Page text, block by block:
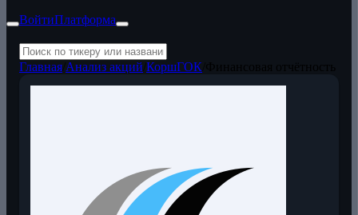
ВойтиПлатформа
Главная Анализ акций КоршГОК